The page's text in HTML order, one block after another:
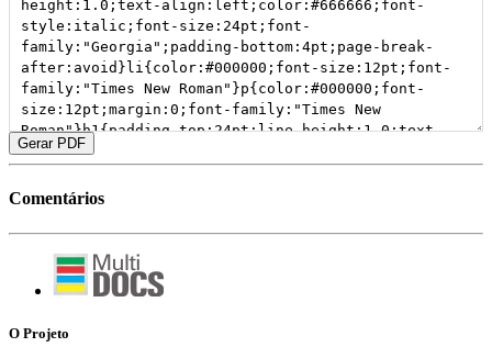
Gerar PDF
Comentários
O Projeto